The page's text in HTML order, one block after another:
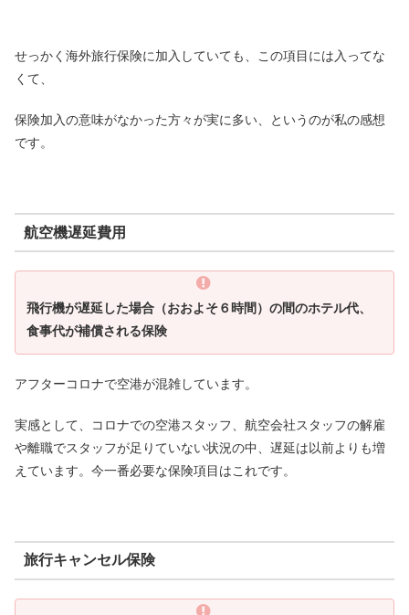
せっかく海外旅行保険に加入していても、この項目には入ってな
くて、
保険加入の意味がなかった方々が実に多い、というのが私の感想
です。
航空機遅延費用
飛行機が遅延した場合（おおよそ６時間）の間のホテル代、
食事代が補償される保険
アフターコロナで空港が混雑しています。
実感として、コロナでの空港スタッフ、航空会社スタッフの解雇
や離職でスタッフが足りていない状況の中、遅延は以前よりも増
えています。今一番必要な保険項目はこれです。
旅行キャンセル保険